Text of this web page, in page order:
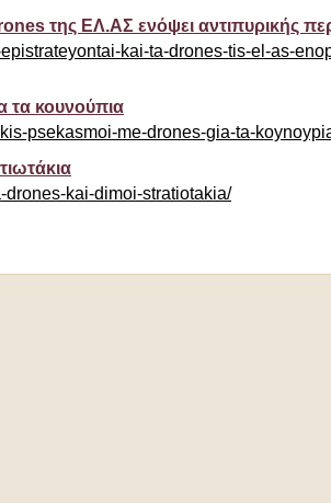
της ΕΛ.ΑΣ ενόψει αντιπυρικής
kai-ta-drones-tis-el-as-
τα κουνούπια
psekasmoi-me-drones-gia-ta-
kai-dimoi-stratiotakia/